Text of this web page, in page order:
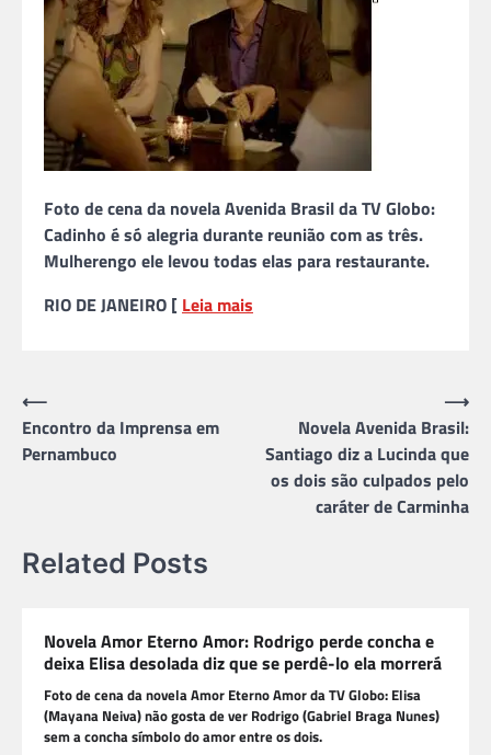
Foto de cena da novela Avenida Brasil da TV Globo:
Cadinho é só alegria durante reunião com as três.
Mulherengo ele levou todas elas para restaurante.
RIO DE JANEIRO [ Leia mais
Navegação
de
Post
⟵
Encontro da Imprensa em
Pernambuco
Novela Avenida Brasil:
Santiago diz a Lucinda que
os dois são culpados pelo
caráter de Carminha
⟶
Related Posts
Novela Amor Eterno Amor: Rodrigo perde concha e
deixa Elisa desolada diz que se perdê-lo ela morrerá
Foto de cena da novela Amor Eterno Amor da TV Globo: Elisa
(Mayana Neiva) não gosta de ver Rodrigo (Gabriel Braga Nunes)
sem a concha símbolo do amor entre os dois.